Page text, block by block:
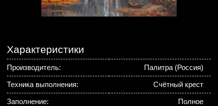
Характеристики
Производитель: Палитра (Россия)
Техника выполнения: Счётный крест
Заполнение: Полное